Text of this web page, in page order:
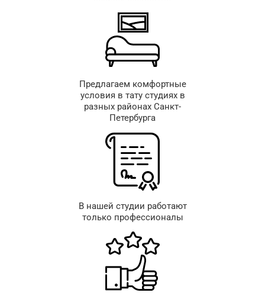
Предлагаем комфортные
условия в тату студиях в
разных районах Санкт-
Петербурга
В нашей студии работают
только профессионалы